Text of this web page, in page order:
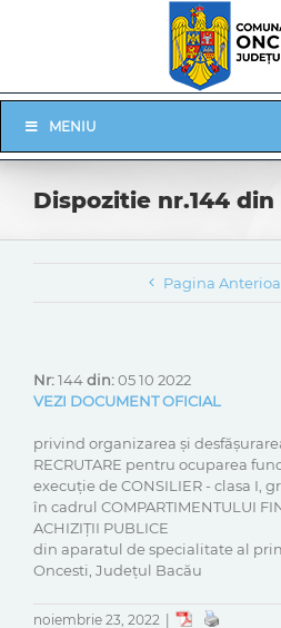
Navigation
MENIU
Dispozitie nr.144 din
Pagina
Nr:144din:05 10 2022
VEZI DOCUMENT OFICIAL
privind organizarea şi
RECRUTARE pentru ocuparea
execuție de CONSILIER - clasa I,
în cadrul COMPARTIMENTULUI
ACHIZIȚII PUBLICE
din aparatul de specialitate al
Oncesti, Județul Bacău
noiembrie 23, 2022